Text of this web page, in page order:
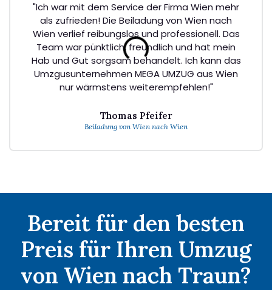
"Ich war mit dem Service der Firma Wien mehr
als zufrieden! Die Beiladung von Wien nach
Wien verlief reibungslos und professionell. Das
Team war pünktlich, freundlich und hat mein
Hab und Gut sorgsam behandelt. Ich kann das
Umzgusunternehmen MEGA UMZUG aus Wien
nur wärmstens weiterempfehlen!"
Thomas Pfeifer
Beiladung von Wien nach Wien
Bereit für den besten
Preis für Ihren Umzug
von Wien nach Traun?